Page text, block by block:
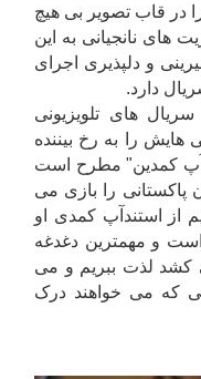
در قاب تصویر بی هیچ
های نانجیانی به این
و دلپذیری اجرای
دارد.
های تلویزیونی
هایش را به رخ بیننده
کمدین" مطرح است
را بازی می
از استندآپ کمدی او
و مهمترین دغدغه
کشد لذت ببریم و می
که می خواهند درک